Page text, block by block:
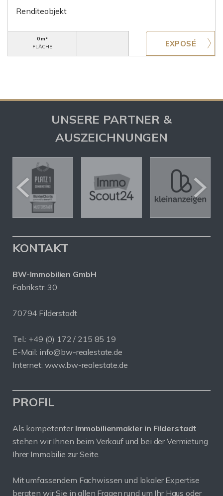
Renditeobjekt
0 m²
FLÄCHE
UNSERE PARTNER &
AUSZEICHNUNGEN
KONTAKT
BW-Immobilien GmbH
Fabrikstr. 30
70794 Filderstadt
Tel.: +49 (0) 172 / 215 85 19
E-Mail: info@bw-realestate.de
Internet: www.bw-realestate.de
PROFIL
Als kompetenter Immobilienmakler in Filderstadt
stehen wir Ihnen beim Verkauf und bei der Vermietung
Ihrer Immobilie zur Seite.
Mit umfassendem Fachwissen und lokaler Expertise
beraten wir Sie in allen Fragen rund um Ihr Haus oder